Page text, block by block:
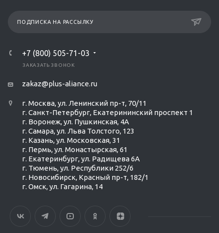
ПОДПИСКА НА РАССЫЛКУ
+7 (800) 505-71-03
ЗАКАЗАТЬ ЗВОНОК
zakaz@plus-aliance.ru
г. Москва, ул. Ленинский пр-т, 70/11
г. Санкт-Петербург, Екатерининский проспект 1
г. Воронеж, ул. Пушкинская, 4А
г. Самара, ул. Льва Толстого, 123
г. Казань, ул. Московская, 31
г. Пермь, ул. Монастырская, 61
г. Екатеринбург, ул. Радищева 6А
г. Тюмень, ул. Республики 252/6
г. Новосибирск, Красный пр-т, 182/1
г. Омск, ул. ​Гагарина, 14